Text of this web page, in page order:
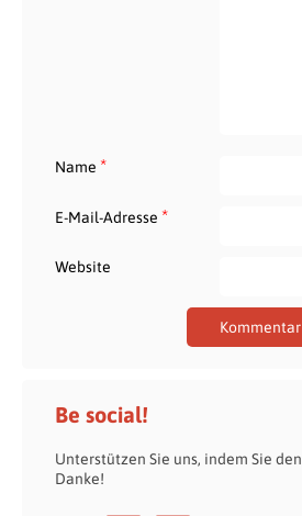
Name *
E-Mail-Adresse *
Website
Be social!
Unterstützen Sie uns, indem Sie
Danke!